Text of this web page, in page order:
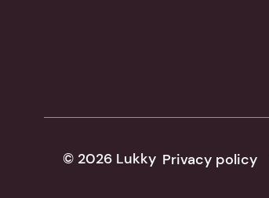
Privacy policy
© 2026 Lukky